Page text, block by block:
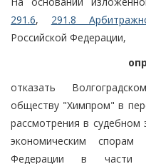
291.6, 291.8
Российской Федерации,
отказать
обществу "Химпром" в
рассмотрения в судебном
экономическим спорам
Федерации в части